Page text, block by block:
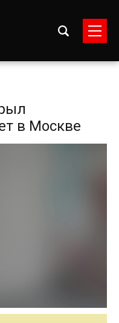
в Москве